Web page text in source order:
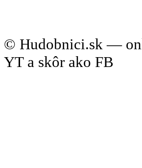
© Hudobnici.sk —
YT a skôr ako FB